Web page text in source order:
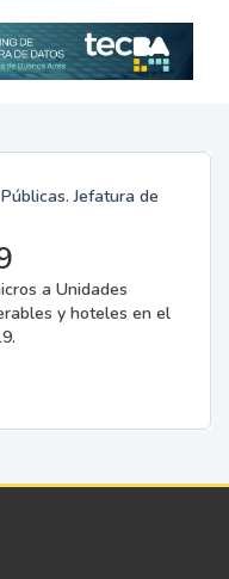
Jefatura de
a Unidades
y hoteles en el